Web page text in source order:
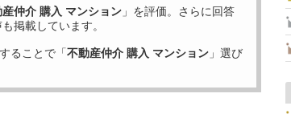
産仲介 購入 マンション 」を評価。さらに回答
掲載しています。
ることで「不動産仲介 購入 マンション 」選び